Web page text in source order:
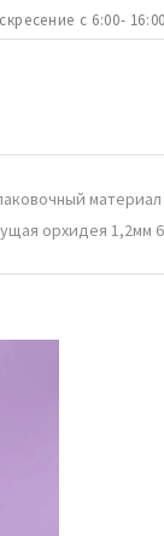
с 6:00-
орхидея 1,2мм